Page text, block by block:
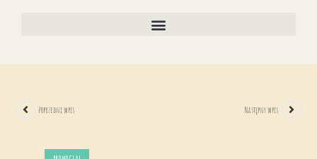
Poprzedni wpis Następny wpis